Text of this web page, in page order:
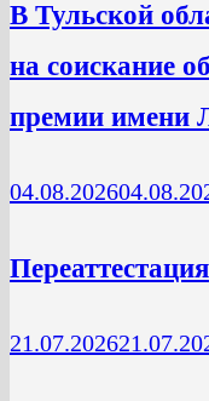
В Тульской
на соискание
премии имени
04.08.2026
Переаттестация
21.07.2026